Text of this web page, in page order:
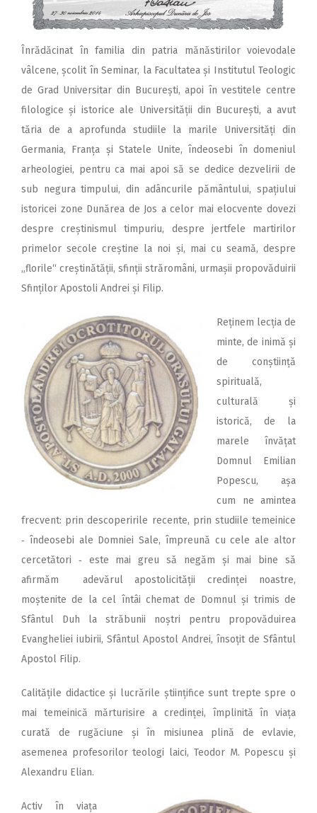
Înrădăcinat în familia din patria mănăstirilor voievodale
vâlcene, școlit în Seminar, la Facultatea și Institutul Teologic
de Grad Universitar din București, apoi în vestitele centre
filologice și istorice ale Universității din București, a avut
tăria de a aprofunda studiile la marile Universități din
Germania, Franța și Statele Unite, îndeosebi în domeniul
arheologiei, pentru ca mai apoi să se dedice dezvelirii de
sub negura timpului, din adâncurile pământului, spațiului
istoricei zone Dunărea de Jos a celor mai elocvente dovezi
despre creștinismul timpuriu, despre jertfele martirilor
primelor secole creștine la noi și, mai cu seamă, despre
„florile“ creștinătății, sfinții străromâni, urmașii propovăduirii
Sfinților Apostoli Andrei și Filip.
Reținem lecția de
minte, de inimă și
de conștiință
spirituală,
culturală și
istorică, de la
marele învățat
Domnul Emilian
Popescu, așa
cum ne amintea
frecvent: prin descoperirile recente, prin studiile temeinice
‑ îndeosebi ale Domniei Sale, împreună cu cele ale altor
cercetători ‑ este mai greu să negăm și mai bine să
afirmăm adevărul apostolicității credinței noastre,
moștenite de la cel întâi chemat de Domnul și trimis de
Sfântul Duh la străbunii noștri pentru propovăduirea
Evangheliei iubirii, Sfântul Apostol Andrei, însoțit de Sfântul
Apostol Filip.
Calitățile didactice și lucrările științifice sunt trepte spre o
mai temeinică mărturisire a credinței, împlinită în viața
curată de rugăciune și în misiunea plină de evlavie,
asemenea profesorilor teologi laici, Teodor M. Popescu și
Alexandru Elian.
Activ în viața